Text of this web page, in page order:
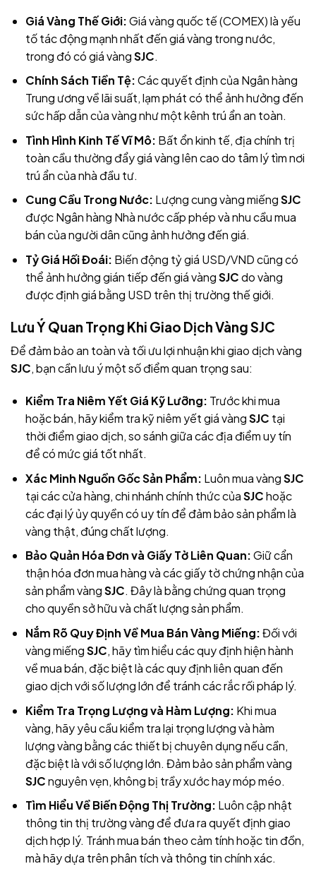
Giá Vàng Thế Giới:Giá vàng quốc tế (COMEX) là yếu
tố tác động mạnh nhất đến giá vàng trong nước,
trong đó có giá vàngSJC.
Chính Sách Tiền Tệ:Các quyết định của Ngân hàng
Trung ương về lãi suất, lạm phát có thể ảnh hưởng đến
sức hấp dẫn của vàng như một kênh trú ẩn an toàn.
Tình Hình Kinh Tế Vĩ Mô: Bất ổn kinh tế, địa chính trị
toàn cầu thường đẩy giá vàng lên cao do tâm lý tìm nơi
trú ẩn của nhà đầu tư.
Cung Cầu Trong Nước: Lượng cung vàng miếngSJC
được Ngân hàng Nhà nước cấp phép và nhu cầu mua
bán của người dân cũng ảnh hưởng đến giá.
Tỷ Giá Hối Đoái: Biến động tỷ giá USD/VND cũng có
thể ảnh hưởng gián tiếp đến giá vàngSJCdo vàng
được định giá bằng USD trên thị trường thế giới.
Lưu Ý Quan Trọng Khi Giao Dịch Vàng SJC
Để đảm bảo an toàn và tối ưu lợi nhuận khi giao dịch vàng
SJC, bạn cần lưu ý một số điểm quan trọng sau:
Kiểm Tra Niêm Yết Giá Kỹ Lưỡng: Trước khi mua
hoặc bán, hãy kiểm tra kỹ niêm yết giá vàngSJC tại
thời điểm giao dịch, so sánh giữa các địa điểm uy tín
để có mức giá tốt nhất.
Xác Minh Nguồn Gốc Sản Phẩm: Luôn mua vàngSJC
tại các cửa hàng, chi nhánh chính thức củaSJChoặc
các đại lý ủy quyền có uy tín để đảm bảo sản phẩm là
vàng thật, đúng chất lượng.
Bảo Quản Hóa Đơn và Giấy Tờ Liên Quan:Giữ cẩn
thận hóa đơn mua hàng và các giấy tờ chứng nhận của
sản phẩm vàngSJC. Đây là bằng chứng quan trọng
cho quyền sở hữu và chất lượng sản phẩm.
Nắm Rõ Quy Định Về Mua Bán Vàng Miếng:Đối với
vàng miếngSJC, hãy tìm hiểu các quy định hiện hành
về mua bán, đặc biệt là các quy định liên quan đến
giao dịch với số lượng lớn để tránh các rắc rối pháp lý.
Kiểm Tra Trọng Lượng và Hàm Lượng: Khi mua
vàng, hãy yêu cầu kiểm tra lại trọng lượng và hàm
lượng vàng bằng các thiết bị chuyên dụng nếu cần,
đặc biệt là với số lượng lớn. Đảm bảo sản phẩm vàng
SJCnguyên vẹn, không bị trầy xước hay móp méo.
Tìm Hiểu Về Biến Động Thị Trường: Luôn cập nhật
thông tin thị trường vàng để đưa ra quyết định giao
dịch hợp lý. Tránh mua bán theo cảm tính hoặc tin đồn,
mà hãy dựa trên phân tích và thông tin chính xác.